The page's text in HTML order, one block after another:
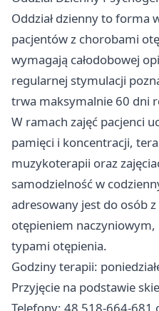
Oddział dzienny to forma
pacjentów z chorobami
wymagają całodobowej
regularnej stymulacji
trwa maksymalnie 60 dni
W ramach zajęć pacjenci
pamięci i koncentracji,
muzykoterapii oraz
samodzielność w
adresowany jest do osób
otępieniem
typami otępienia.
Godziny terapii:
Przyjęcie na podstawie